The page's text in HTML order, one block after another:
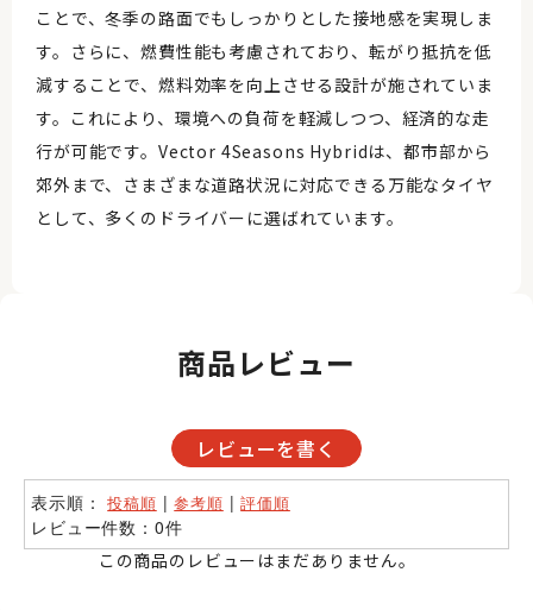
ことで、冬季の路面でもしっかりとした接地感を実現しま
す。さらに、燃費性能も考慮されており、転がり抵抗を低
減することで、燃料効率を向上させる設計が施されていま
す。これにより、環境への負荷を軽減しつつ、経済的な走
行が可能です。Vector 4Seasons Hybridは、都市部から
郊外まで、さまざまな道路状況に対応できる万能なタイヤ
として、多くのドライバーに選ばれています。
商品レビュー
レビューを書く
表示順：投稿順 |参考順 |評価順
レビュー件数：0件
この商品のレビューはまだありません。